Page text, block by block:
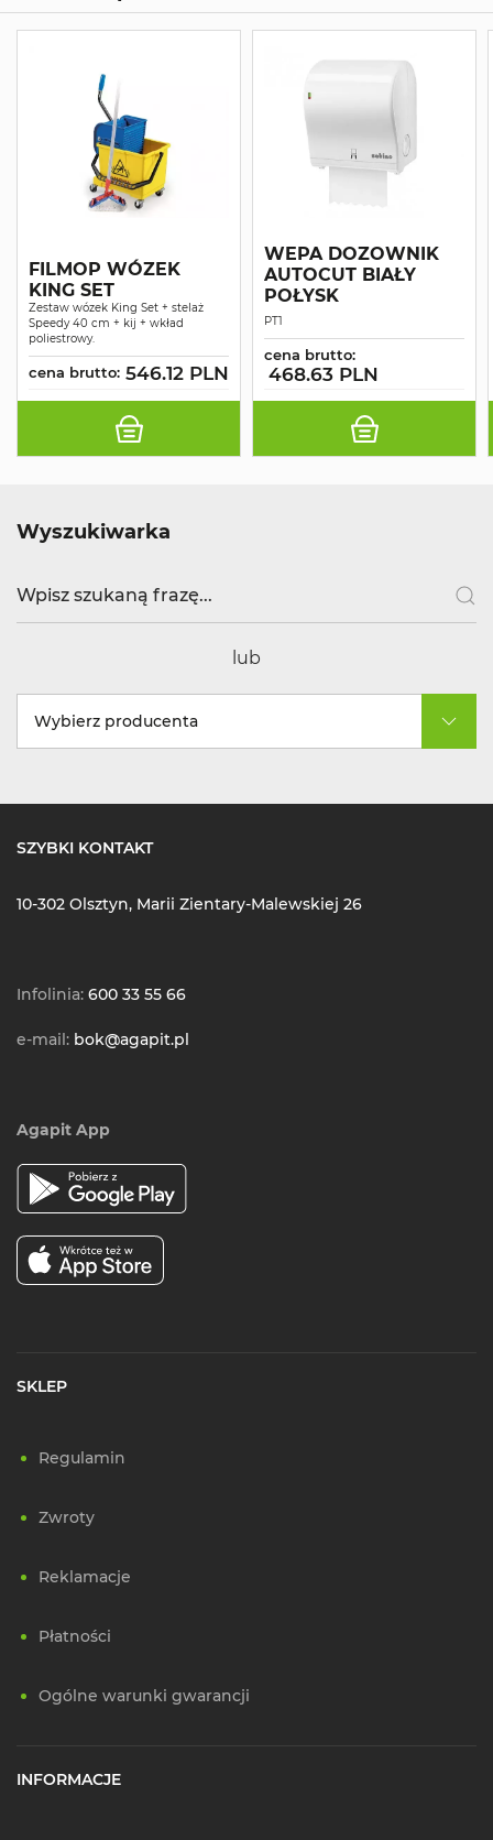
FILMOP WÓZEK
KING SET
Zestaw wózek King Set + stelaż
Speedy 40 cm + kij + wkład
poliestrowy.
cena brutto: 546.12 PLN
WEPA DOZOWNIK
AUTOCUT BIAŁY
POŁYSK
PT1
cena brutto:
468.63 PLN
Wyszukiwarka
lub
Wybierz producenta
SZYBKI KONTAKT
10-302 Olsztyn, Marii Zientary-Malewskiej 26
Infolinia: 600 33 55 66
e-mail: bok@agapit.pl
Agapit App
SKLEP
Regulamin
Zwroty
Reklamacje
Płatności
Ogólne warunki gwarancji
INFORMACJE